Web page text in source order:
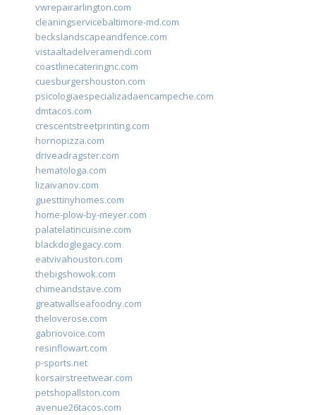
vwrepairarlington.com
cleaningservicebaltimore-md.com
beckslandscapeandfence.com
vistaaltadelveramendi.com
coastlinecateringnc.com
cuesburgershouston.com
psicologiaespecializadaencampeche.com
dmtacos.com
crescentstreetprinting.com
hornopizza.com
driveadragster.com
hematologa.com
lizaivanov.com
guesttinyhomes.com
home-plow-by-meyer.com
palatelatincuisine.com
blackdoglegacy.com
eatvivahouston.com
thebigshowok.com
chimeandstave.com
greatwallseafoodny.com
theloverose.com
gabriovoice.com
resinflowart.com
p-sports.net
korsairstreetwear.com
petshopallston.com
avenue26tacos.com